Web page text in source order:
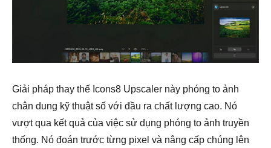
Giải pháp thay thế Icons8 Upscaler này phóng to ảnh
chân dung kỹ thuật số với đầu ra chất lượng cao. Nó
vượt qua kết quả của việc sử dụng phóng to ảnh truyền
thống. Nó đoán trước từng pixel và nâng cấp chúng lên